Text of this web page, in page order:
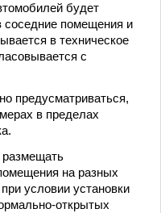
будет
соседние помещения и
в техническое
с
предусматриваться,
в пределах
размещать
на разных
условии установки
открытых